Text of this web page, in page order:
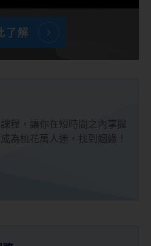
了解
程，讓你在短時間之內掌握
為桃花萬人迷，找到姻緣！